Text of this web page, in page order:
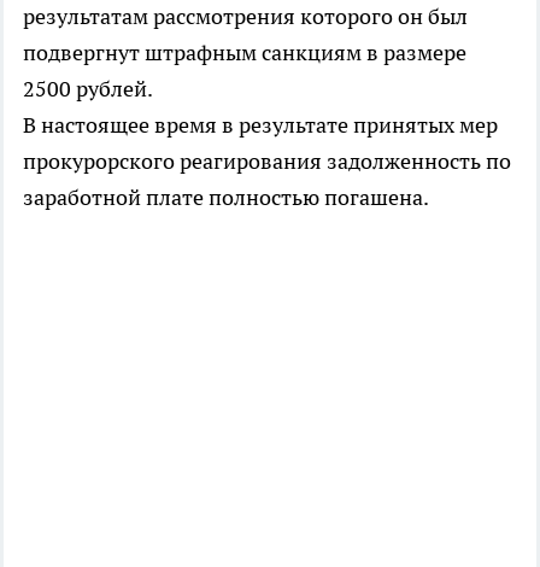
результатам рассмотрения которого он был
подвергнут штрафным санкциям в размере
2500 рублей.
В настоящее время в результате принятых мер
прокурорского реагирования задолженность по
заработной плате полностью погашена.